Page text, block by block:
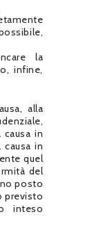
o
la
infine,
alla
causa in
causa in
quel
del
posto
previsto
inteso